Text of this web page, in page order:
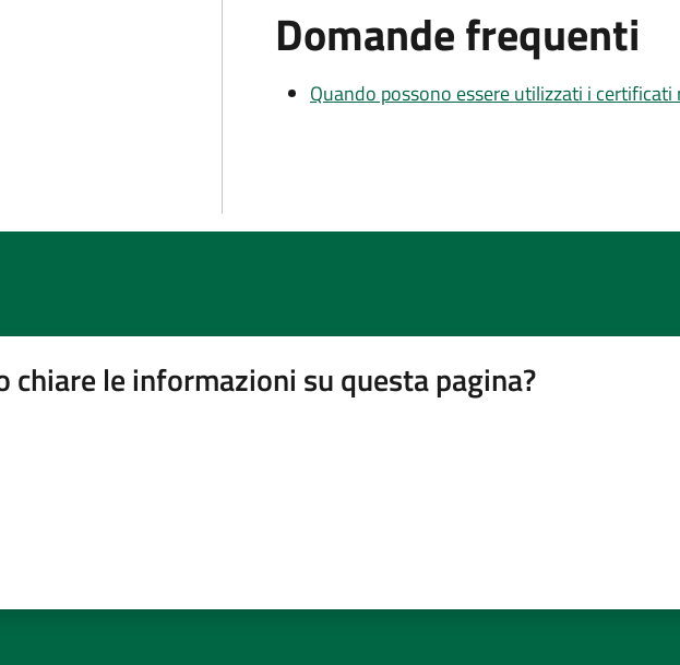
Domande frequenti
Quando possono essere utilizzati i
chiare le informazioni su questa pagina?